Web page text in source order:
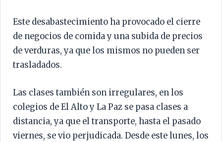
Este desabastecimiento ha provocado el cierre
de negocios de comida y una subida de precios
de verduras, ya que los mismos no pueden ser
trasladados.
Las clases también son irregulares, en los
colegios de El Alto y La Paz se pasa clases a
distancia, ya que el transporte, hasta el pasado
viernes, se vio perjudicada. Desde este lunes, los